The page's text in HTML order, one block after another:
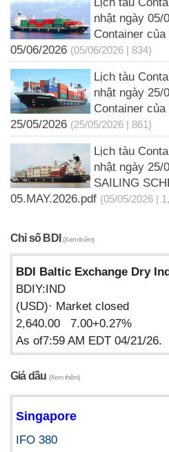
nhật ngày 05/
Container
05/06/2026 (05/06/2026 | 834)
Lịch tàu
nhật ngày 25/
Container
25/05/2026 (25/05/2026 | 861)
Lịch tàu
nhật ngày 25/
SAILING
05.MAY.2026.pdf (05/05/2026 |
Chỉ số BDI(Xem thêm)
BDI Baltic Exchange Dry
BDIY:IND
(USD)· Market closed
2,640.00 7.00+0.27%
As of7:59 AM EDT 04/21/26.
Giá dầu (Xem thêm)
Singapore
IFO 380